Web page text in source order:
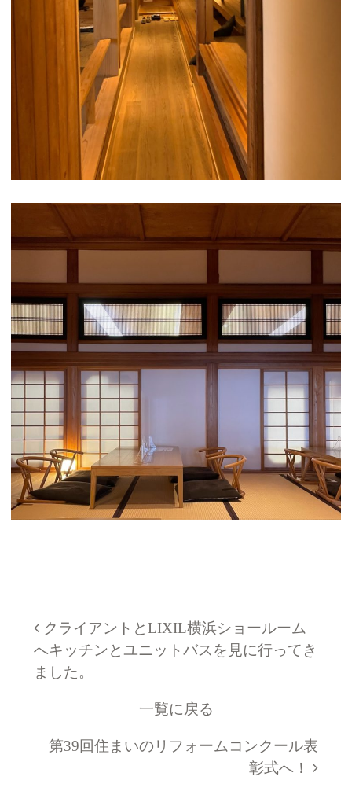
投稿ナビゲーション
クライアントとLIXIL横浜ショールーム
へキッチンとユニットバスを見に行ってき
ました。
一覧に戻る
第39回住まいのリフォームコンクール表
彰式へ！